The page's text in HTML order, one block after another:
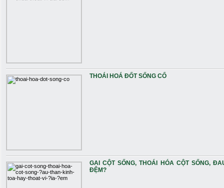
THOÁI HOÁ ĐỐT SỐNG CỔ
GAI CỘT SỐNG, THOÁI HÓA CỘT SỐNG,
ÐỆM?